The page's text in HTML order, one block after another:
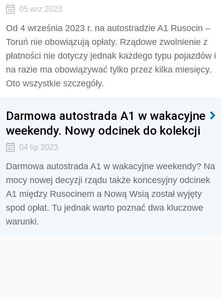
05 wrz 2023
Od 4 września 2023 r. na autostradzie A1 Rusocin –
Toruń nie obowiązują opłaty. Rządowe zwolnienie z
płatności nie dotyczy jednak każdego typu pojazdów i
na razie ma obowiązywać tylko przez kilka miesięcy.
Oto wszystkie szczegóły.
Darmowa autostrada A1 w wakacyjne
weekendy. Nowy odcinek do kolekcji
04 lip 2023
Darmowa autostrada A1 w wakacyjne weekendy? Na
mocy nowej decyzji rządu także koncesyjny odcinek
A1 między Rusocinem a Nową Wsią został wyjęty
spod opłat. Tu jednak warto poznać dwa kluczowe
warunki.